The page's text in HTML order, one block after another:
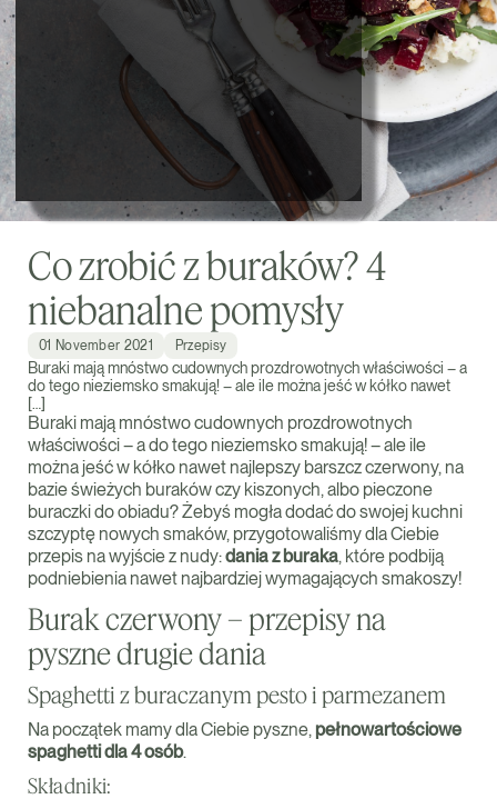
Co zrobić z buraków? 4
niebanalne pomysły
01 November 2021 Przepisy
Buraki mają mnóstwo cudownych prozdrowotnych właściwości – a
do tego nieziemsko smakują! – ale ile można jeść w kółko nawet
[…]
Buraki mają mnóstwo cudownych prozdrowotnych
właściwości – a do tego nieziemsko smakują! – ale ile
można jeść w kółko nawet najlepszy barszcz czerwony, na
bazie świeżych buraków czy kiszonych, albo pieczone
buraczki do obiadu? Żebyś mogła dodać do swojej kuchni
szczyptę nowych smaków, przygotowaliśmy dla Ciebie
przepis na wyjście z nudy:dania z buraka, które podbiją
podniebienia nawet najbardziej wymagających smakoszy!
Burak czerwony – przepisy na
pyszne drugie dania
Spaghetti z buraczanym pesto i parmezanem
Na początek mamy dla Ciebie pyszne, pełnowartościowe
spaghetti dla 4 osób.
Składniki: